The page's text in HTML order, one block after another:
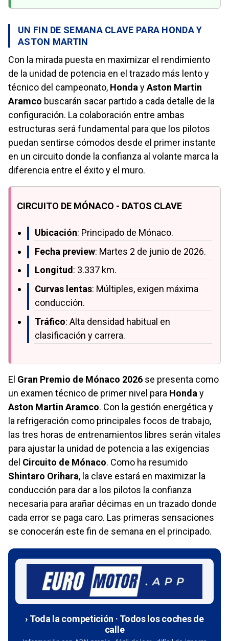
UN FIN DE SEMANA CLAVE PARA HONDA Y
ASTON MARTIN
Con la mirada puesta en maximizar el rendimiento
de la unidad de potencia en el trazado más lento y
técnico del campeonato, Honda yAston Martin
Aramco buscarán sacar partido a cada detalle de la
configuración. La colaboración entre ambas
estructuras será fundamental para que los pilotos
puedan sentirse cómodos desde el primer instante
en un circuito donde la confianza al volante marca la
diferencia entre el éxito y el muro.
CIRCUITO DE MÓNACO - DATOS CLAVE
Ubicación: Principado de Mónaco.
Fecha preview: Martes 2 de junio de 2026.
Longitud: 3.337 km.
Curvas lentas: Múltiples, exigen máxima
conducción.
Tráfico: Alta densidad habitual en
clasificación y carrera.
El Gran Premio de Mónaco 2026 se presenta como
un examen técnico de primer nivel para Honda y
Aston Martin Aramco. Con la gestión energética y
la refrigeración como principales focos de trabajo,
las tres horas de entrenamientos libres serán vitales
para ajustar la unidad de potencia a las exigencias
del Circuito de Mónaco. Como ha resumido
Shintaro Orihara, la clave estará en maximizar la
conducción para dar a los pilotos la confianza
necesaria para arañar décimas en un trazado donde
cada error se paga caro. Las primeras sensaciones
se conocerán este fin de semana en el principado.
› Toda la competición · Todos los coches de
calle